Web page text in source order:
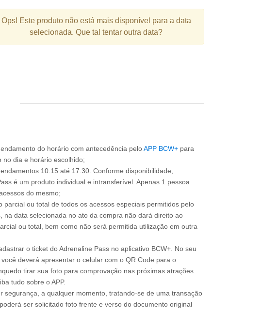
1
2 3 4 5 6 7 8
9 10 11 12 13 14 15
Ops! Este produto não está mais disponível para a data
selecionada. Que tal tentar outra data?
do horário com antecedência peloAPP BCW+ para
no dia e horário escolhido;
10:15 até 17:30. Conforme disponibilidade;
é um produto individual e intransferível. Apenas 1 pessoa
do mesmo;
parcial ou total de todos os acessos especiais permitidos pelo
na data selecionada no ato da compra não dará direito ao
ou total, bem como não será permitida utilização em outra
o ticket do Adrenaline Pass no aplicativo BCW+. No seu
deverá apresentar o celular com o QR Code para o
tirar sua foto para comprovação nas próximas atrações.
tudo sobre o APP.
segurança, a qualquer momento, tratando-se de uma transação
ser solicitado foto frente e verso do documento original